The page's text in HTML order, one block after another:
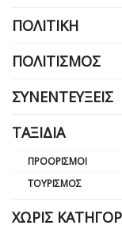
ΠΟΛΙΤΙΚΉ
ΠΟΛΙΤΙΣΜΌΣ
ΣΥΝΕΝΤΕΎΞΕΙΣ
ΤΑΞΊΔΙΑ
ΠΡΟΟΡΙΣΜΟΊ
ΤΟΥΡΙΣΜΌΣ
ΧΩΡΊΣ